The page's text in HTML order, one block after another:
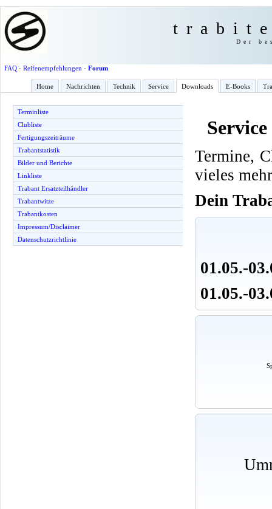
Der
FAQ· Reifenempfehlungen · Forum
Home Nachrichten Technik Service Downloads E-Books
Terminliste
Clubliste
Fertigungszeiträume
Trabantstatistik
Bilder und Berichte
Linkliste
Trabant Ersatzteilhändler
Trabantwitze
Trabantkosten
Impressum/Disclaimer
Datenschutzrichtlinie
Service
Termine,
vieles mehr
Dein
01.05.-
01.05.-